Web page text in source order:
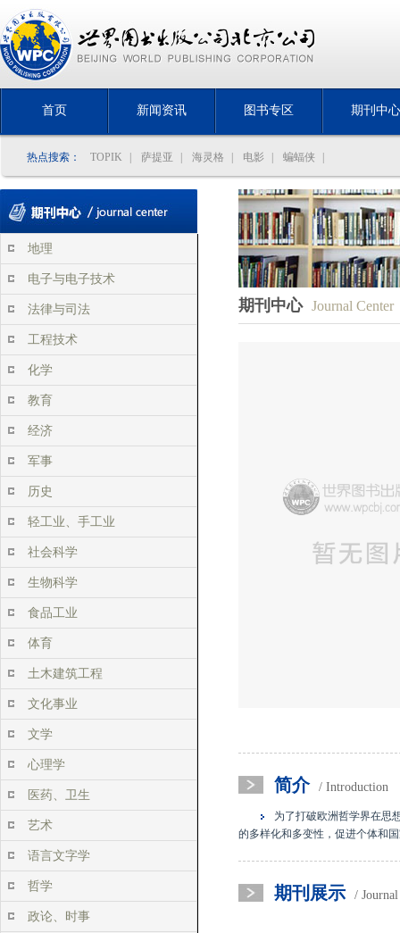
首页 新闻资讯 图书专区 期刊中心
热点搜索： TOPIK 萨提亚 海灵格 电影 蝙蝠侠
地理
电子与电子技术
法律与司法
工程技术
化学
教育
经济
军事
历史
轻工业、手工业
社会科学
生物科学
食品工业
体育
土木建筑工程
文化事业
文学
心理学
医药、卫生
艺术
语言文字学
哲学
政论、时事
期刊中心 Journal Center
简介 / Introduction
为了打破欧洲哲学界在思
的多样化和多变性，促进个体和
期刊展示 /